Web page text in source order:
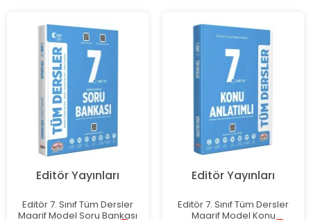
Editör Yayınları
Editör 7. Sınıf Tüm Dersler
Maarif Model Soru Bankası
Editör Yayınları
Editör 7. Sınıf Tüm Dersler
Maarif Model Konu